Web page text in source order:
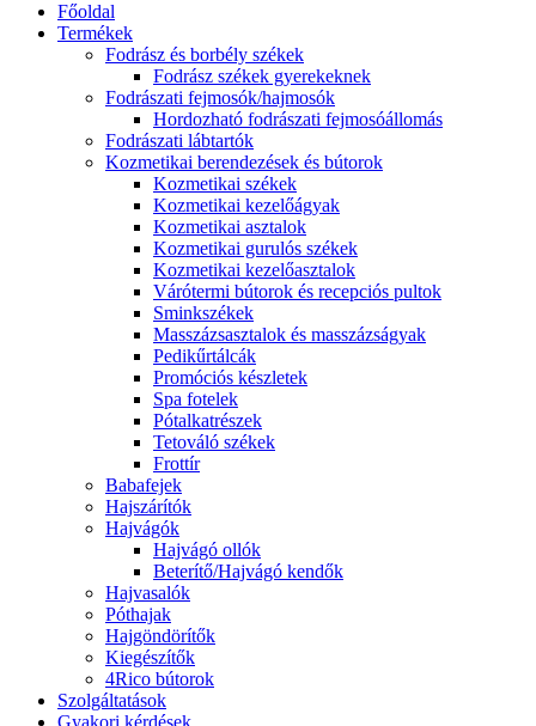
Főoldal
Termékek
Fodrász és borbély székek
Fodrász székek gyerekeknek
Fodrászati fejmosók/hajmosók
Hordozható fodrászati fejmosóállomás
Fodrászati lábtartók
Kozmetikai berendezések és bútorok
Kozmetikai székek
Kozmetikai kezelőágyak
Kozmetikai asztalok
Kozmetikai gurulós székek
Kozmetikai kezelőasztalok
Várótermi bútorok és recepciós pultok
Sminkszékek
Masszázsasztalok és masszázságyak
Pedikűrtálcák
Promóciós készletek
Spa fotelek
Pótalkatrészek
Tetováló székek
Frottír
Babafejek
Hajszárítók
Hajvágók
Hajvágó ollók
Beterítő/Hajvágó kendők
Hajvasalók
Póthajak
Hajgöndörítők
Kiegészítők
4Rico bútorok
Szolgáltatások
Gyakori kérdések